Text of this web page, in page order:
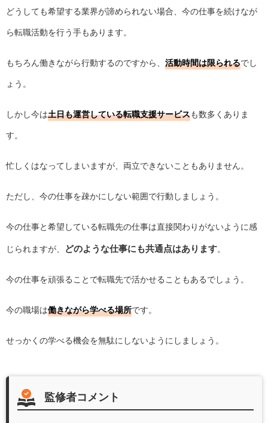
どうしても希望する業界が諦められない場合、今の仕事を続けなが
ら転職活動を行う手もあります。
もちろん働きながら行動するのですから、 活動時間は限られるでし
ょう。
しかし今は土日も運営している転職支援サービスも数多くありま
す。
忙しくはなってしまいますが、両立できないこともありません。
ただし、今の仕事を疎かにしない範囲で行動しましょう。
今の仕事と希望している転職先の仕事は直接関わりがないように感
じられますが、 どのような仕事にも共通点はあります。
今の仕事を頑張ることで転職先で活かせることもあるでしょう。
今の職場は働きながら学べる場所です。
せっかくの学べる機会を無駄にしないようにしましょう。
監修者コメント